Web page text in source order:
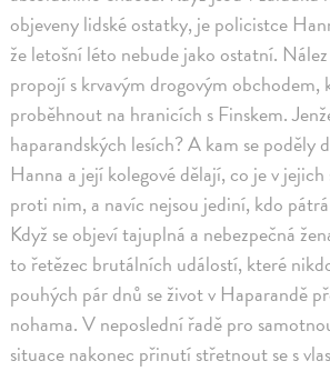
objeveny lidské ostatky, je policistce
že letošní léto nebude jako ostatní.
propojí s krvavým drogovým obchodem,
proběhnout na hranicích s Finskem.
haparandských lesích? A kam se poděly
Hanna a její kolegové dělají, co je v
proti nim, a navíc nejsou jediní, kdo
Když se objeví tajuplná a nebezpečná
to řetězec brutálních událostí, které
pouhých pár dnů se život v Haparandě
nohama. V neposlední řadě pro
situace nakonec přinutí střetnout se s